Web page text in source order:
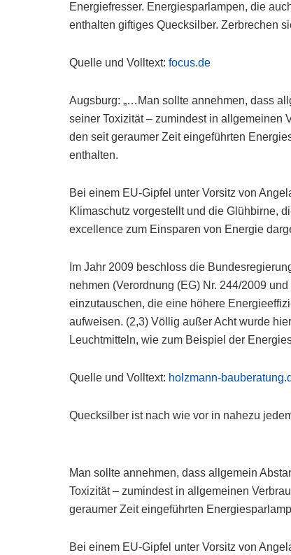
Energiefresser. Energiesparlampen, die
enthalten giftiges Quecksilber. Zerbrechen
Quelle und Volltext:focus.de
Augsburg: „…Man sollte annehmen, dass
seiner Toxizität – zumindest in allgemeinen
den seit geraumer Zeit eingeführten
enthalten.
Bei einem EU-Gipfel unter Vorsitz von
Klimaschutz vorgestellt und die Glühbirne,
excellence zum Einsparen von Energie
Im Jahr 2009 beschloss die
nehmen (Verordnung (EG) Nr. 244/2009
einzutauschen, die eine höhere
aufweisen. (2,3) Völlig außer Acht wurde
Leuchtmitteln, wie zum Beispiel der
Quelle und Volltext: holzmann-
Quecksilber ist nach wie vor in nahezu
Man sollte annehmen, dass allgemein
Toxizität – zumindest in allgemeinen
geraumer Zeit eingeführten
Bei einem EU-Gipfel unter Vorsitz von